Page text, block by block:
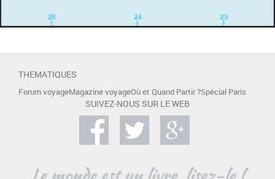
THEMATIQUES
Forum voyageMagazine voyageOù et Quand Partir ?Spécial Paris
SUIVEZ-NOUS SUR LE WEB